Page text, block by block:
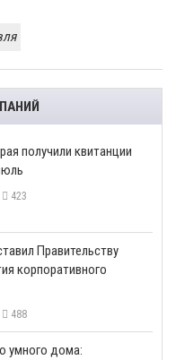
получили квитанции
423
Правительству
корпоративного
488
умного дома: